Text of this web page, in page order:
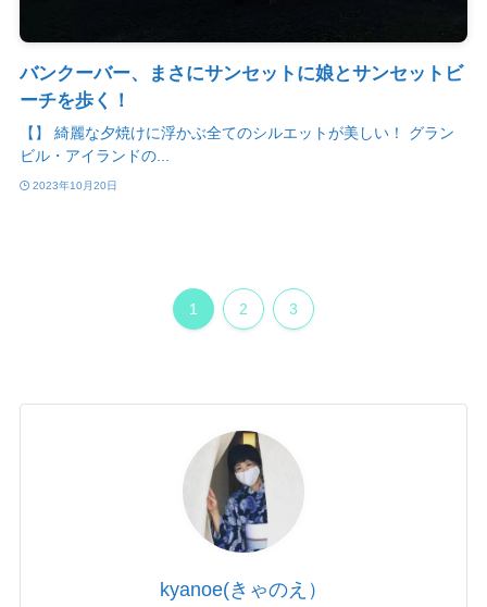
バンクーバー、まさにサンセットに娘とサンセットビ
ーチを歩く！
【】 綺麗な夕焼けに浮かぶ全てのシルエットが美しい！ グラン
ビル・アイランドの...
2023年10月20日
1 2 3
kyanoe(きゃのえ）